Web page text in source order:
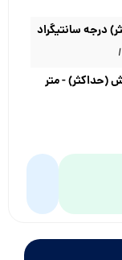
درجه سانتیگراد
(حداکثر) - متر